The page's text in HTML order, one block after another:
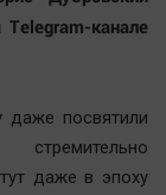
канале
посвятили
даже в эпоху